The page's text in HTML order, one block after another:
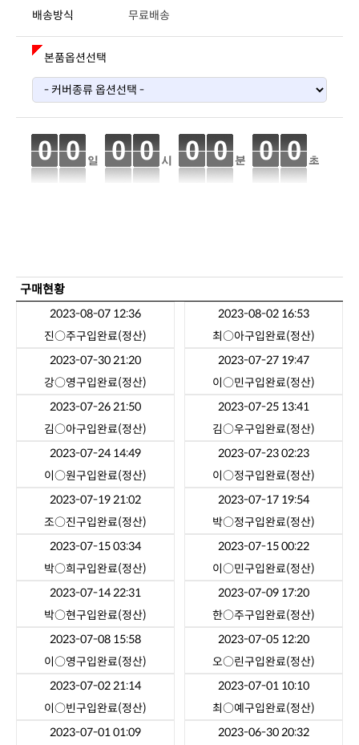
배송방식 무료배송
본품옵션선택
구매현황
2023-08-07 12:36
진○주구입완료(정산)
2023-08-02 16:53
최○아구입완료(정산)
2023-07-30 21:20
강○영구입완료(정산)
2023-07-27 19:47
이○민구입완료(정산)
2023-07-26 21:50
김○아구입완료(정산)
2023-07-25 13:41
김○우구입완료(정산)
2023-07-24 14:49
이○원구입완료(정산)
2023-07-23 02:23
이○정구입완료(정산)
2023-07-19 21:02
조○진구입완료(정산)
2023-07-17 19:54
박○정구입완료(정산)
2023-07-15 03:34
박○희구입완료(정산)
2023-07-15 00:22
이○민구입완료(정산)
2023-07-14 22:31
박○현구입완료(정산)
2023-07-09 17:20
한○주구입완료(정산)
2023-07-08 15:58
이○영구입완료(정산)
2023-07-05 12:20
오○린구입완료(정산)
2023-07-02 21:14
이○빈구입완료(정산)
2023-07-01 10:10
최○예구입완료(정산)
2023-07-01 01:09
2023-06-30 20:32